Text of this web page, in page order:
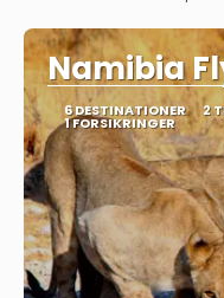
Namibia
6 DESTINATIONER 2
1 FORSIKRINGER